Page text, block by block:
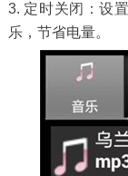
3. 定时关闭：设
乐，节省电量。